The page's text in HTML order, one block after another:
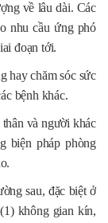
về lâu dài. Các
nhu cầu ứng phó
đoạn tới.
hay chăm sóc sức
bệnh khác.
và người khác
biện pháp phòng
sau, đặc biệt ở
không gian kín,